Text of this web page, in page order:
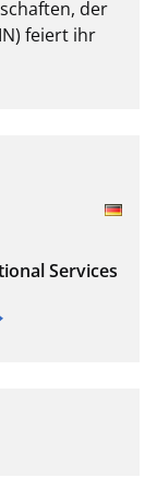
der
feiert ihr
Services